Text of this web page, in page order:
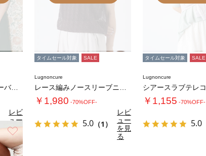
ヘンリーネックプルオーバーニット《2025a…
レビ
ュー
を見
る
タイムセール対象 SALE
Lugnoncure
￥1,980 -70%OFF-
5.0 （1）
レビ
ュー
を見
る
タイムセール対象 SALE
Lugnoncure
￥1,155 -70%OFF-
5.0
お気に入り